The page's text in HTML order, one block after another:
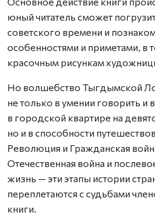
юный читатель сможет
советского времени и
особенностями и приметами, в
красочным рисункам
Но волшебство Тыгдымской
не только в умении говорить и
в городской квартире на
но и в способности
Революция и Гражданская
Отечественная война и
жизнь — эти этапы истории
переплетаются с судьбами
книги.